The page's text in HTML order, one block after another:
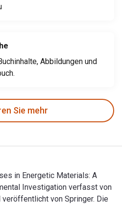
Abbildungen und
Sie mehr
in Energetic Materials: A
Investigation verfasst von
veröffentlicht von Springer. Die